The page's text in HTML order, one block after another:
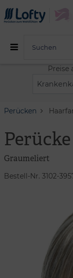
Preise
Perücken
Graumeliert
Bestell-Nr. 3102-